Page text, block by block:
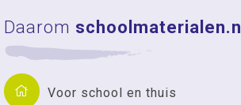
Daarom schoolmaterialen.nl
Voor school en thuis